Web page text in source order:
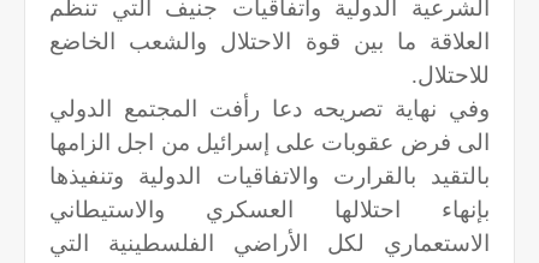
الشرعية الدولية واتفاقيات جنيف التي تنظم
العلاقة ما بين قوة الاحتلال والشعب الخاضع
للاحتلال.
وفي نهاية تصريحه دعا رأفت المجتمع الدولي
الى فرض عقوبات على إسرائيل من اجل الزامها
بالتقيد بالقرارت والاتفاقيات الدولية وتنفيذها
بإنهاء احتلالها العسكري والاستيطاني
الاستعماري لكل الأراضي الفلسطينية التي